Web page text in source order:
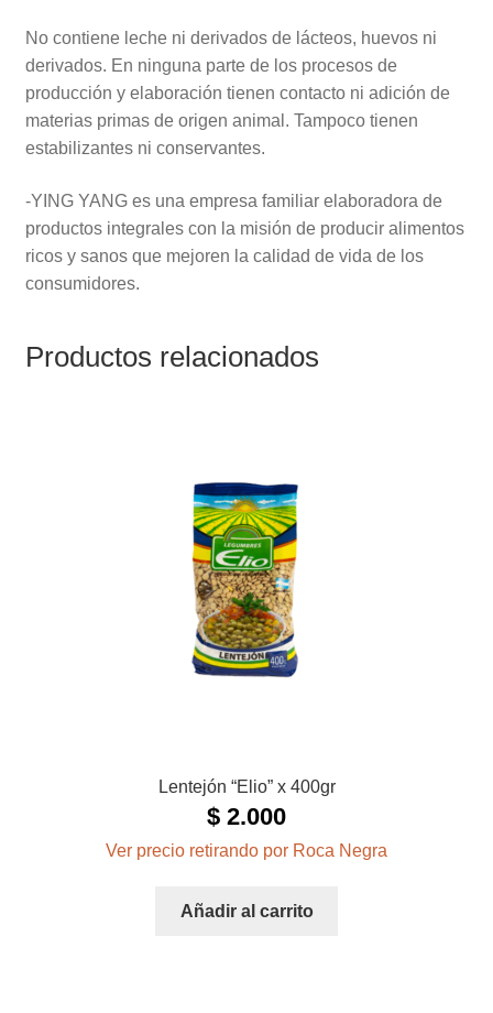
No contiene leche ni derivados de lácteos, huevos ni
derivados. En ninguna parte de los procesos de
producción y elaboración tienen contacto ni adición de
materias primas de origen animal. Tampoco tienen
estabilizantes ni conservantes.
-YING YANG es una empresa familiar elaboradora de
productos integrales con la misión de producir alimentos
ricos y sanos que mejoren la calidad de vida de los
consumidores.
Productos relacionados
Lentejón “Elio” x 400gr
$ 2.000
Ver precio retirando por Roca Negra
Añadir al carrito